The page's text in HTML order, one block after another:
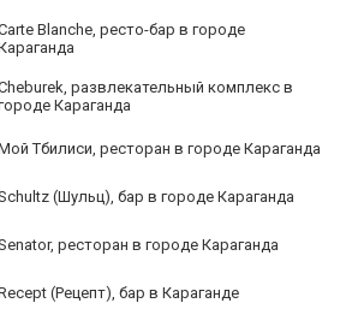
Blanche, ресто-бар в городе
развлекательный комплекс в
Караганда
Тбилиси, ресторан в городе Караганда
(Шульц), бар в городе Караганда
ресторан в городе Караганда
(Рецепт), бар в Караганде